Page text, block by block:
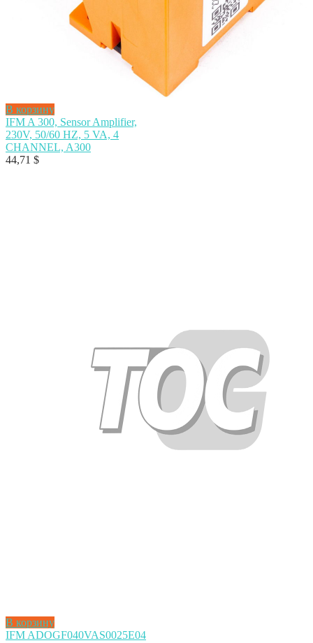
В корзину
IFM A 300, Sensor Amplifier,
230V, 50/60 HZ, 5 VA, 4
CHANNEL, A300
44,71 $
В корзину
IFM ADOGF040VAS0025E04